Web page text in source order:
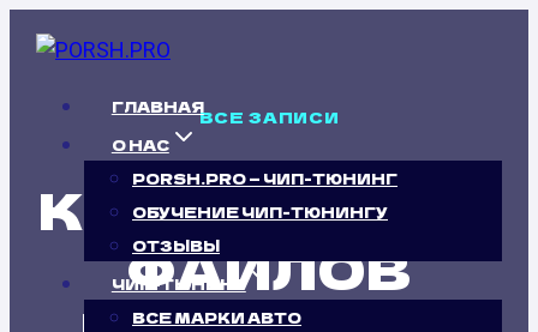
ГЛАВНАЯ
О НАС
PORSH.PRO — ЧИП-ТЮНИНГ
ОБУЧЕНИЕ ЧИП-ТЮНИНГУ
ОТЗЫВЫ
ЧИП-ТЮНИНГ
ВСЕ МАРКИ АВТО
ВСЕ ЗАПИСИ
КАЛИБРОВКА
ФАЙЛОВ